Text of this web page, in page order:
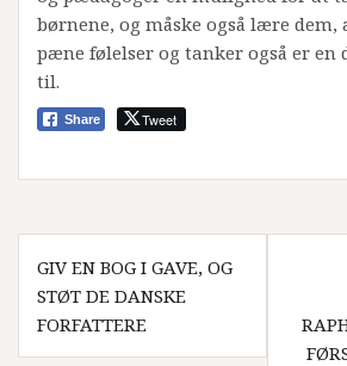
børnene, og måske også lære dem,
pæne følelser og tanker også er en
til.
Share Tweet
Indlægsnavigation
GIV EN BOG I GAVE, OG
STØT DE DANSKE
FORFATTERE